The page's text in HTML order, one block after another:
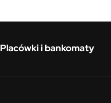
Placówki i bankomaty